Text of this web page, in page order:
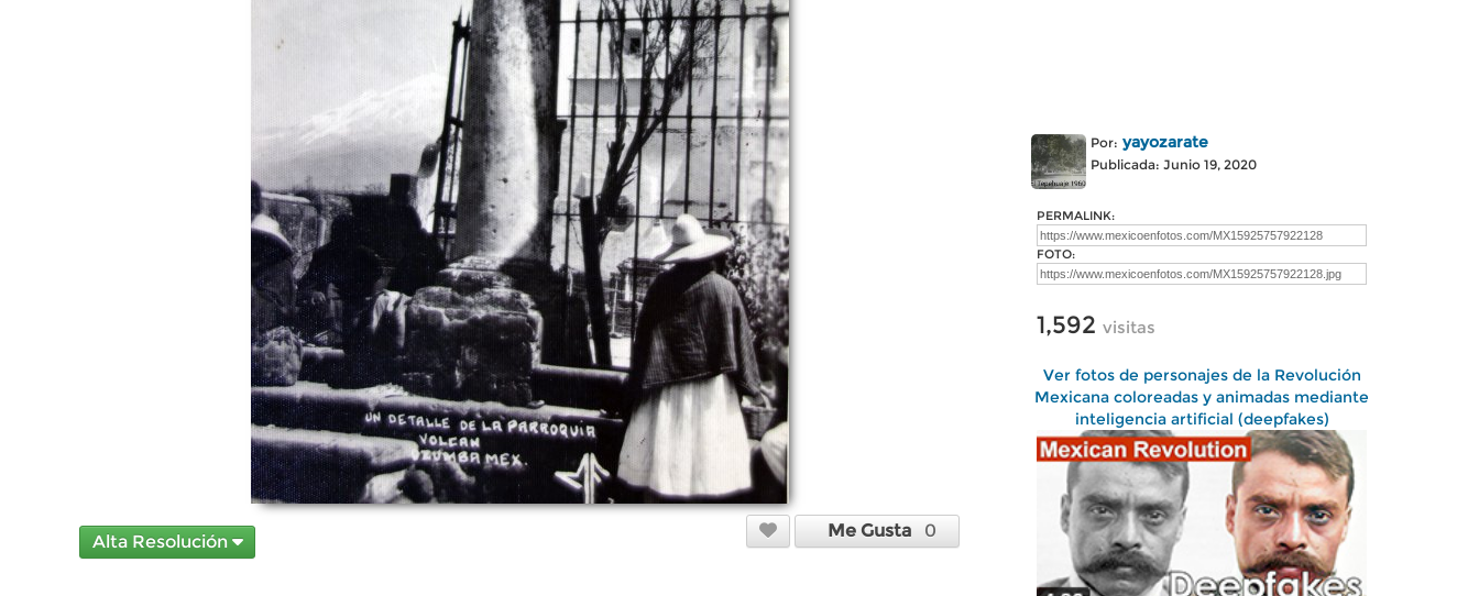
Alta Resolución
Me Gusta 0
Por: yayozarate
Publicada: Junio 19, 2020
PERMALINK:
FOTO:
1,592 visitas
Ver fotos de personajes de la Revolución
Mexicana coloreadas y animadas mediante
inteligencia artificial (deepfakes)